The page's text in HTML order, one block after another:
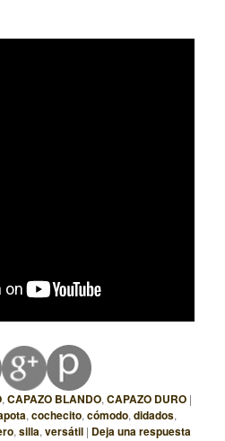
,CAPAZO BLANDO,CAPAZO DURO |
,cochecito,cómodo,didados,
,silla,versátil | Deja una respuesta